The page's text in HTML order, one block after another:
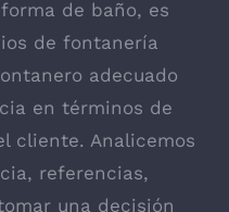
de baño, es
de fontanería
adecuado
en términos de
cliente. Analicemos
referencias,
una decisión